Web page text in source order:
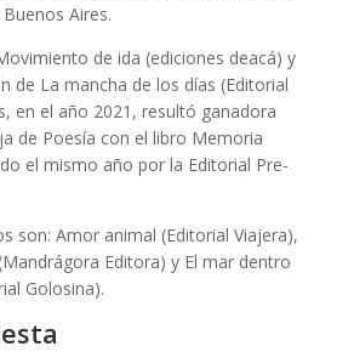
Aires.
de ida (ediciones deacá) y
de La mancha de los días (Editorial
en el año 2021, resultó ganadora
de Poesía con el libro Memoria
el mismo año por la Editorial Pre-
son: Amor animal (Editorial Viajera),
Editora) y El mar dentro
Golosina).